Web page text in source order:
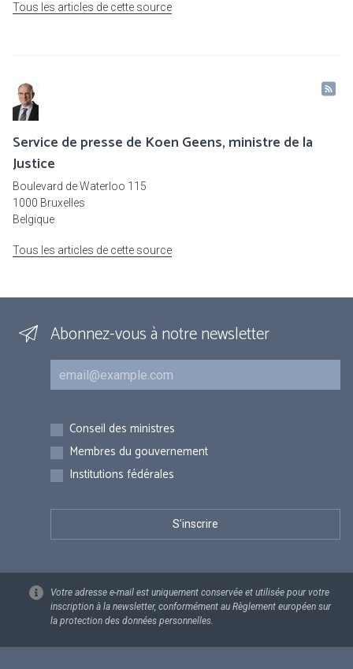
Tous les articles de cette source
Service de presse de Koen Geens, ministre de la
Justice
Boulevard de Waterloo 115
1000 Bruxelles
Belgique
Tous les articles de cette source
Abonnez-vous à notre newsletter
Courriel
Inscriptions
Conseil des ministres
Membres du gouvernement
Institutions fédérales
Votre adresse e-mail est uniquement conservée et utilisée pour votre
inscription à la newsletter, conformément au Règlement européen sur
la protection des données personnelles.